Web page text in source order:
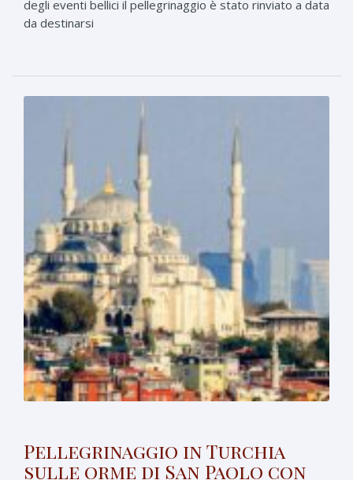
degli eventi bellici il pellegrinaggio è stato rinviato a data
da destinarsi
Pellegrinaggio in Turchia
sulle orme di San Paolo con